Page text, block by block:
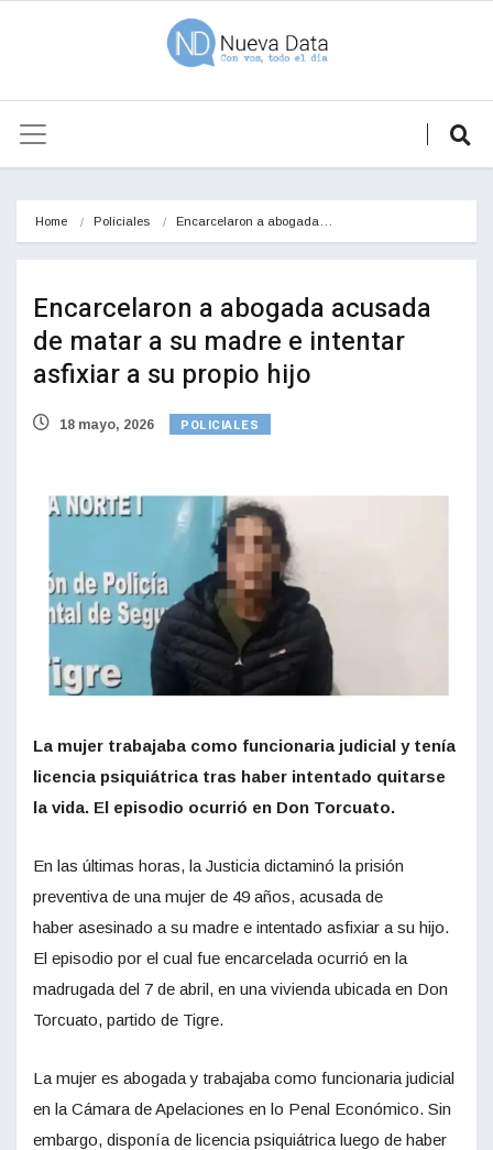
Home Policiales Encarcelaron a abogada…
Encarcelaron a abogada acusada
de matar a su madre e intentar
asfixiar a su propio hijo
18 mayo, 2026 POLICIALES
La mujer trabajaba como funcionaria judicial y tenía
licencia psiquiátrica tras haber intentado quitarse
la vida. El episodio ocurrió en Don Torcuato.
En las últimas horas, la Justicia dictaminó la prisión
preventiva de una mujer de 49 años, acusada de
haber asesinado a su madre e intentado asfixiar a su hijo.
El episodio por el cual fue encarcelada ocurrió en la
madrugada del 7 de abril, en una vivienda ubicada en Don
Torcuato, partido de Tigre.
La mujer es abogada y trabajaba como funcionaria judicial
en la Cámara de Apelaciones en lo Penal Económico. Sin
embargo, disponía de licencia psiquiátrica luego de haber